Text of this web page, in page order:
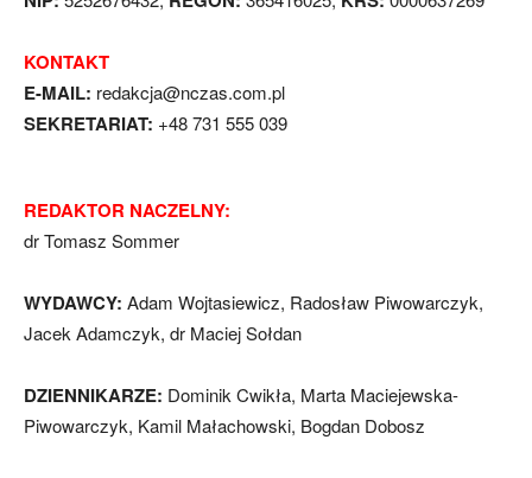
KONTAKT
E-MAIL: redakcja@nczas.com.pl
SEKRETARIAT: +48 731 555 039
REDAKTOR NACZELNY:
dr Tomasz Sommer
WYDAWCY: Adam Wojtasiewicz, Radosław Piwowarczyk,
Jacek Adamczyk, dr Maciej Sołdan
DZIENNIKARZE: Dominik Cwikła, Marta Maciejewska-
Piwowarczyk, Kamil Małachowski, Bogdan Dobosz